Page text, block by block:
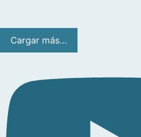
Cargar más...